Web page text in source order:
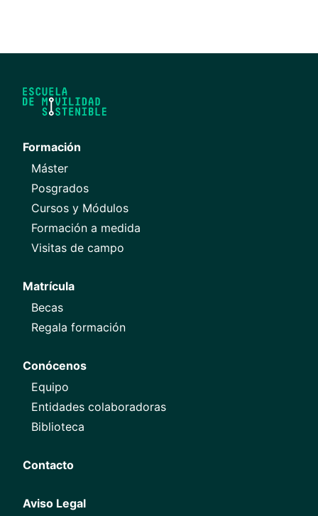
Formación
Máster
Posgrados
Cursos y Módulos
Formación a medida
Visitas de campo
Matrícula
Becas
Regala formación
Conócenos
Equipo
Entidades colaboradoras
Biblioteca
Contacto
Aviso Legal